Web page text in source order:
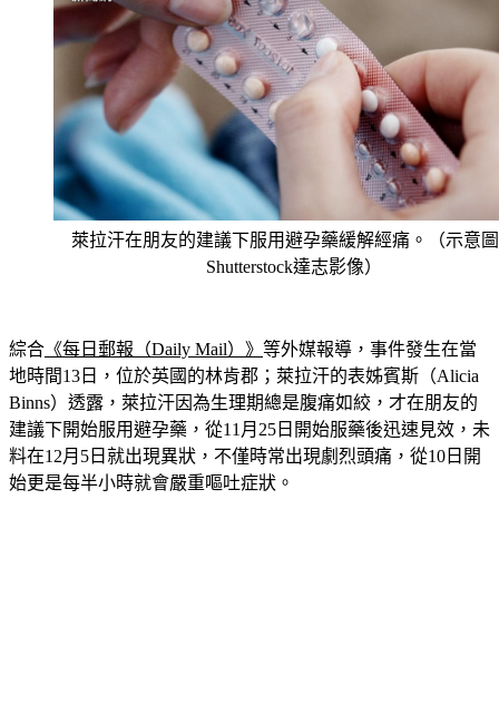
萊拉汗在朋友的建議下服用避孕藥緩解經痛。（示意
Shutterstock達志影像）
地時間13日，位於英國的林肯郡；萊拉汗的表姊賓斯（Alicia
Binns）透露，萊拉汗因為生理期總是腹痛如絞，才在朋友的
建議下開始服用避孕藥，從11月25日開始服藥後迅速見效，未
料在12月5日就出現異狀，不僅時常出現劇烈頭痛，從10日開
始更是每半小時就會嚴重嘔吐症狀。